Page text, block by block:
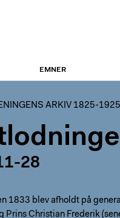
EMNER
ARKIV 1825-1925
28
1833 blev afholdt på
Prins Christian Frederik